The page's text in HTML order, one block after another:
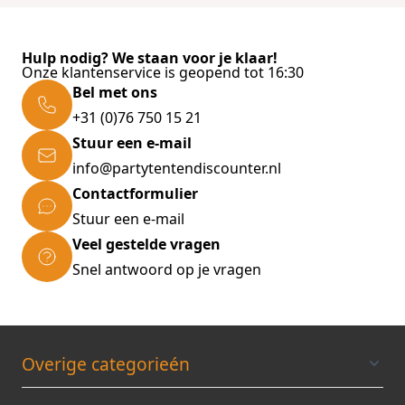
Hulp nodig? We staan voor je klaar!
Onze klantenservice is geopend tot 16:30
Bel met ons
+31 (0)76 750 15 21
Stuur een e-mail
info@partytentendiscounter.nl
Contactformulier
Stuur een e-mail
Veel gestelde vragen
Snel antwoord op je vragen
Overige categorieén